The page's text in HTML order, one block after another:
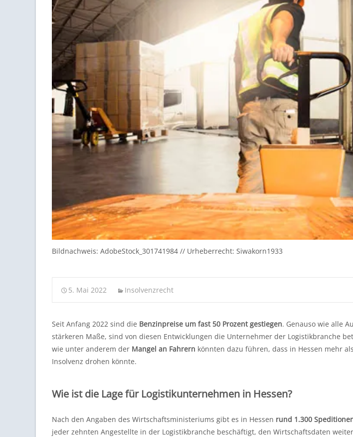
Bildnachweis: AdobeStock_301741984 // Urheberrecht: Siwakorn1933
5. Mai 2022 Insolvenzrecht
Seit Anfang 2022 sind die Benzinpreise um fast 50 Prozent gestiegen. Genauso wie alle
stärkeren Maße, sind von diesen Entwicklungen die Unternehmer der Logistikbranche
wie unter anderem der Mangel an Fahrern könnten dazu führen, dass in Hessen mehr
Insolvenz drohen könnte.
Wie ist die Lage für Logistikunternehmen in Hessen?
Nach den Angaben des Wirtschaftsministeriums gibt es in Hessen rund 1.300
jeder zehnten Angestellte in der Logistikbranche beschäftigt, den Wirtschaftsdaten